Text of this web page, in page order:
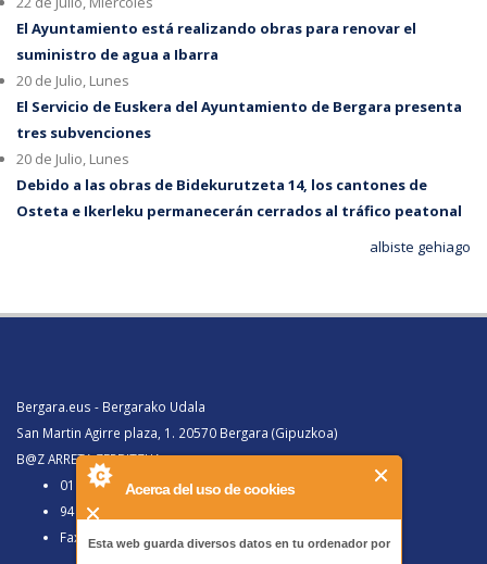
Acerca del uso de cookies
Esta web guarda diversos datos en tu ordenador por
El Ayuntamiento está realizando obras para renovar el
suministro de agua a Ibarra
20 de Julio, Lunes
El Servicio de Euskera del Ayuntamiento de Bergara presenta
tres subvenciones
20 de Julio, Lunes
Debido a las obras de Bidekurutzeta 14, los cantones de
Osteta e Ikerleku permanecerán cerrados al tráfico peatonal
albiste gehiago
Bergara.eus - Bergarako Udala
San Martin Agirre plaza, 1. 20570 Bergara (Gipuzkoa)
B@Z ARRETA ZERBITZUA:
010, Bergaratik deituz gero
943 77 91 00, Bergaraz kanpotik deituz gero
Faxa 943 77 91 63